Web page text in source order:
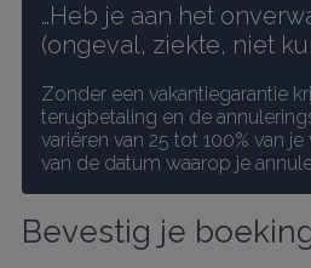
…Heb je aan het
(ongeval, ziekte, niet
Zonder een vakantiegarantie
terugbetaling en de
variëren van 25 tot 100% van
van de datum waarop je
Bevestig je